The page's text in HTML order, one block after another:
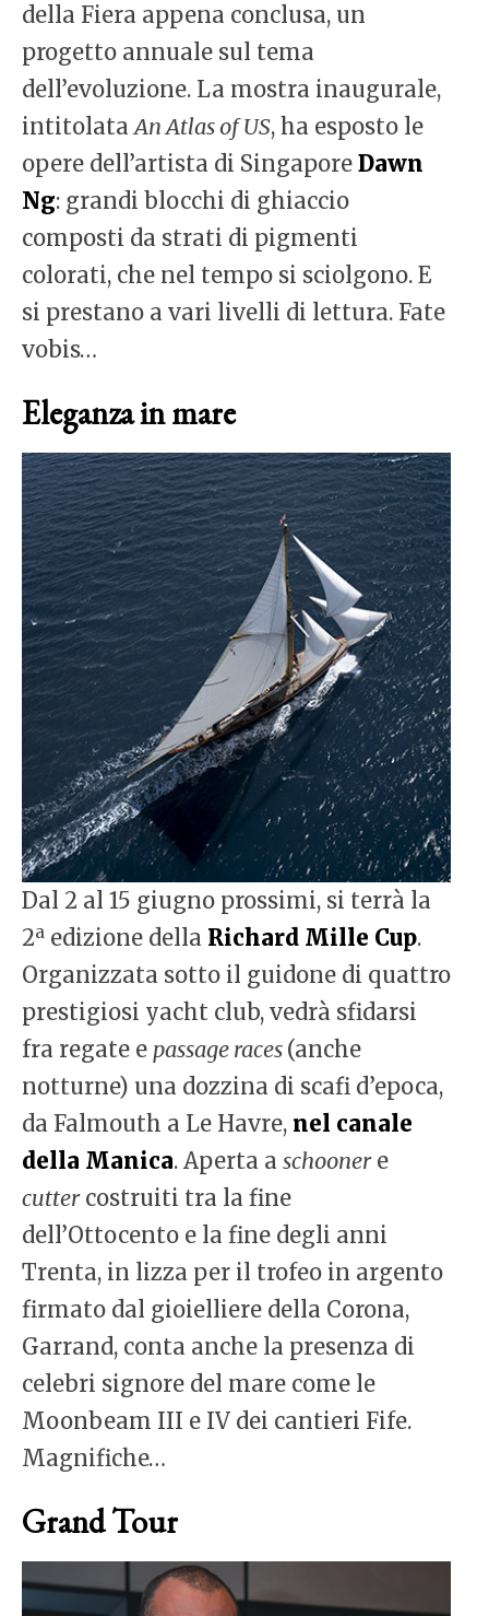
della Fiera appena conclusa, un
progetto annuale sul tema
dell’evoluzione. La mostra inaugurale,
intitolataAn Atlas of US, ha esposto le
opere dell’artista di Singapore Dawn
Ng: grandi blocchi di ghiaccio
composti da strati di pigmenti
colorati, che nel tempo si sciolgono. E
si prestano a vari livelli di lettura. Fate
vobis…
Eleganza in mare
Dal 2 al 15 giugno prossimi, si terrà la
2a edizione della Richard Mille Cup.
Organizzata sotto il guidone di quattro
prestigiosi yacht club, vedrà sfidarsi
fra regate e passage races (anche
notturne) una dozzina di scafi d’epoca,
da Falmouth a Le Havre, nel canale
della Manica. Aperta a schoonere
cuttercostruiti tra la fine
dell’Ottocento e la fine degli anni
Trenta, in lizza per il trofeo in argento
firmato dal gioielliere della Corona,
Garrand, conta anche la presenza di
celebri signore del mare come le
Moonbeam III e IV dei cantieri Fife.
Magnifiche…
Grand Tour